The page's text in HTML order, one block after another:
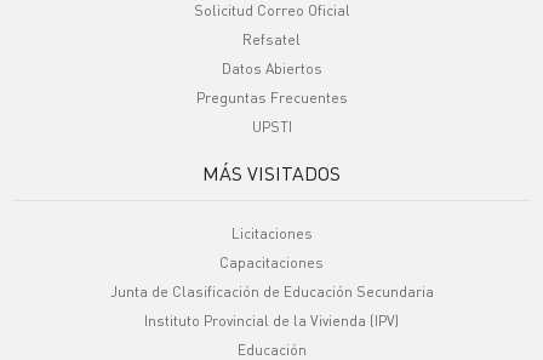
Solicitud Correo Oficial
Refsatel
Datos Abiertos
Preguntas Frecuentes
UPSTI
MÁS VISITADOS
Licitaciones
Capacitaciones
Junta de Clasificación de Educación Secundaria
Instituto Provincial de la Vivienda (IPV)
Educación